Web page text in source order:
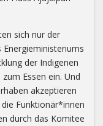
sich nur der
der Indigenen
Essen ein. Und
akzeptieren
Funktionär*innen
durch das Komitee